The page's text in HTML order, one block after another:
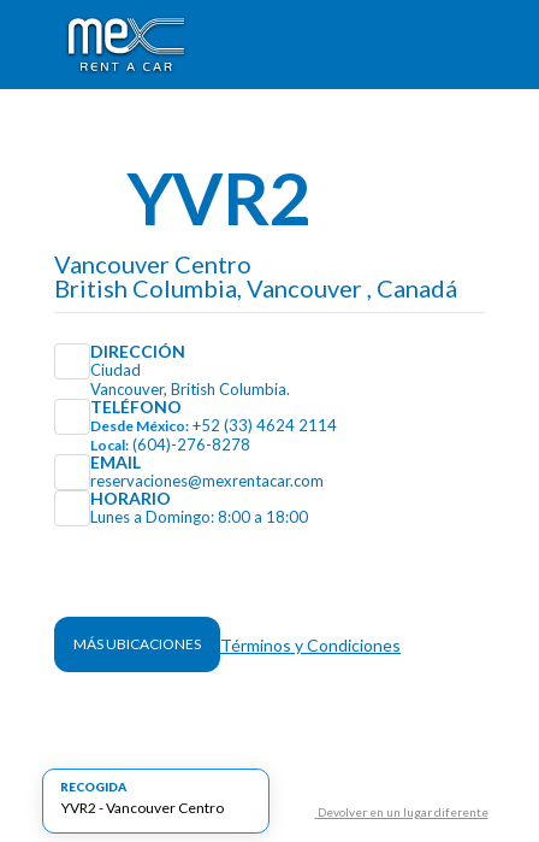
YVR2
Vancouver Centro
British Columbia, Vancouver , Canadá
DIRECCIÓN
Ciudad
Vancouver, British Columbia.
TELÉFONO
Desde México: +52 (33) 4624 2114
Local: (604)-276-8278
EMAIL
reservaciones@mexrentacar.com
HORARIO
Lunes a Domingo: 8:00 a 18:00
MÁS UBICACIONES Términos y Condiciones
RECOGIDA
Devolver en un lugar diferente